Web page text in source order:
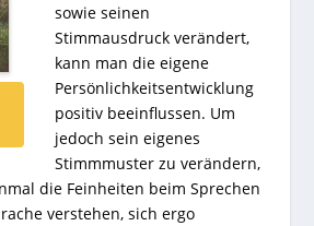
sowie seinen
Stimmausdruck verändert,
kann man die eigene
Persönlichkeitsentwicklung
positiv beeinflussen. Um
jedoch sein eigenes
Stimmmuster zu verändern,
die Feinheiten beim Sprechen
verstehen, sich ergo